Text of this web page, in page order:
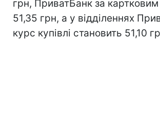
грн, ПриватБанк за
51,35 грн, а у відділеннях
курс купівлі становить 51,10